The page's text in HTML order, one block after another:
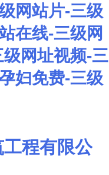
网站片-三级
在线-三级网
网址视频-三
妇免费-三级
程有限公